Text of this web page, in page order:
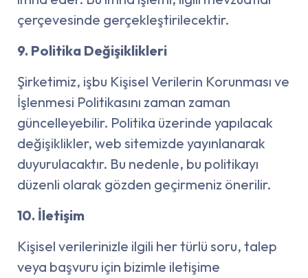
çerçevesinde gerçekleştirilecektir.
9. Politika Değişiklikleri
Şirketimiz, işbu Kişisel Verilerin Korunması ve
İşlenmesi Politikasını zaman zaman
güncelleyebilir. Politika üzerinde yapılacak
değişiklikler, web sitemizde yayınlanarak
duyurulacaktır. Bu nedenle, bu politikayı
düzenli olarak gözden geçirmeniz önerilir.
10. İletişim
Kişisel verilerinizle ilgili her türlü soru, talep
veya başvuru için bizimle iletişime